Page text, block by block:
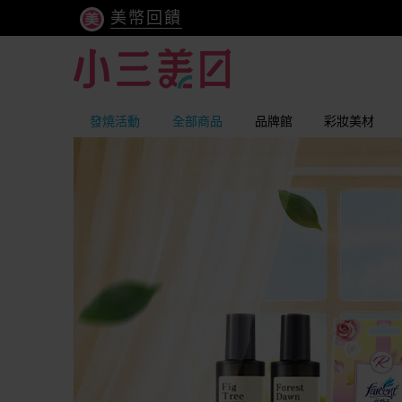
美幣回饋
發燒活動 全部商品 品牌館 彩妝美材